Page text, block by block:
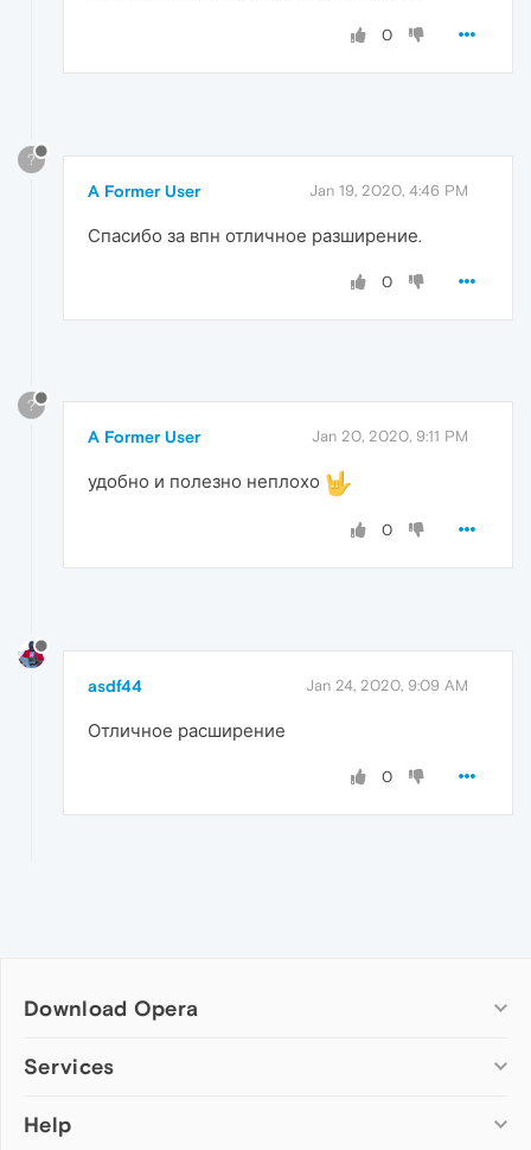
0
?
A Former User Jan 19, 2020, 4:46 PM
Спасибо за впн отличное разширение.
0
?
A Former User Jan 20, 2020, 9:11 PM
удобно и полезно неплохо
0
asdf44 Jan 24, 2020, 9:09 AM
Отличное расширение
0
Download Opera
Computer browsers
Opera for Mac
Services
Add-ons
Help